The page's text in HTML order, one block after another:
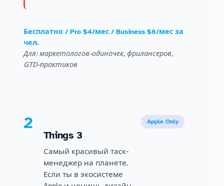
Бесплатно / Pro $4/мес / Business $6/мес за
чел.
Для: маркетологов-одиночек, фрилансеров,
GTD-практиков
2
Things 3
Самый красивый таск-
менеджер на планете.
Если ты в экосистеме
Apple Only